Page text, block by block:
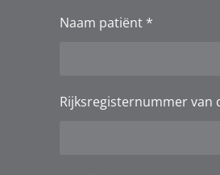
Naam patiënt *
Rijksregisternummer van